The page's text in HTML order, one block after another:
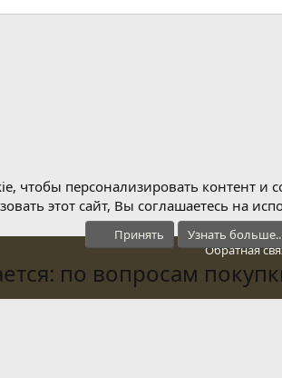
Обратная
чтобы персонализировать контент и
этот сайт, Вы соглашаетесь на
Принять Узнать
по вопросам